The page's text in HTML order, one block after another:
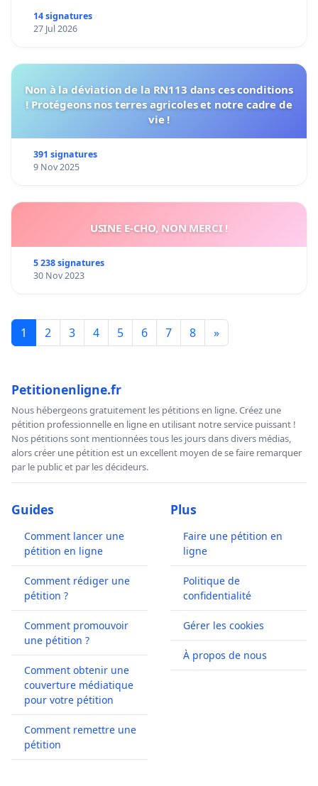
14 signatures
27 Jul 2026
Non à la déviation de la RN113 dans ces conditions
! Protégeons nos terres agricoles et notre cadre de
vie !
391 signatures
9 Nov 2025
USINE E-CHO, NON MERCI !
5 238 signatures
30 Nov 2023
1 2 3 4 5 6 7 8 »
Petitionenligne.fr
Nous hébergeons gratuitement les pétitions en ligne. Créez une
pétition professionnelle en ligne en utilisant notre service puissant !
Nos pétitions sont mentionnées tous les jours dans divers médias,
alors créer une pétition est un excellent moyen de se faire remarquer
par le public et par les décideurs.
Guides
Comment lancer une
pétition en ligne
Comment rédiger une
pétition ?
Comment promouvoir
une pétition ?
Comment obtenir une
couverture médiatique
pour votre pétition
Comment remettre une
pétition
Plus
Faire une pétition en
ligne
Politique de
confidentialité
Gérer les cookies
À propos de nous